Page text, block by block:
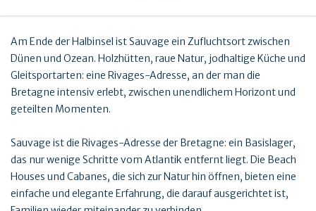
Am Ende der Halbinsel ist Sauvage ein Zufluchtsort zwischen
Dünen und Ozean. Holzhütten, raue Natur, jodhaltige Küche und
Gleitsportarten: eine Rivages-Adresse, an der man die
Bretagne intensiv erlebt, zwischen unendlichem Horizont und
geteilten Momenten.
Sauvage ist die Rivages-Adresse der Bretagne: ein Basislager,
das nur wenige Schritte vom Atlantik entfernt liegt. Die Beach
Houses und Cabanes, die sich zur Natur hin öffnen, bieten eine
einfache und elegante Erfahrung, die darauf ausgerichtet ist,